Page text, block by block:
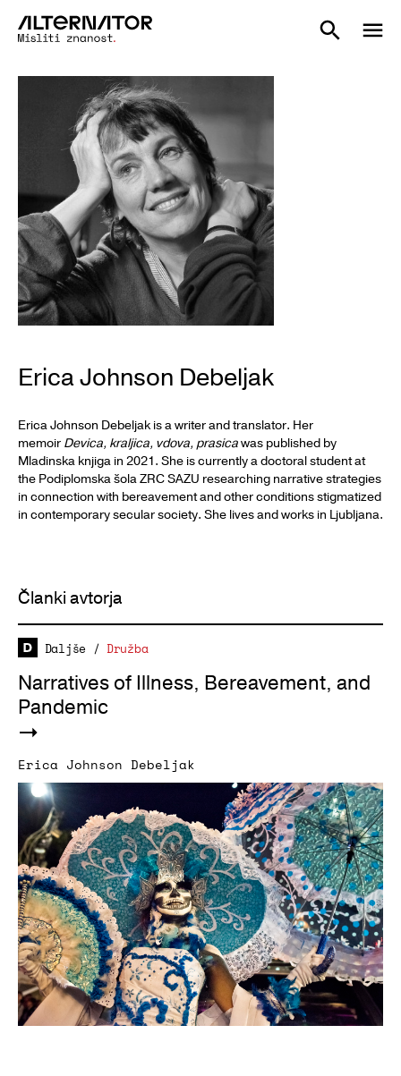
Erica Johnson Debeljak
Erica Johnson Debeljak is a writer and translator. Her
memoir Devica, kraljica, vdova, prasicawas published by
Mladinska knjiga in 2021. She is currently a doctoral student at
the Podiplomska šola ZRC SAZU researching narrative strategies
in connection with bereavement and other conditions stigmatized
in contemporary secular society. She lives and works in Ljubljana.
Članki avtorja
Daljše / Družba
Narratives of Illness, Bereavement, and
Pandemic
Erica Johnson Debeljak